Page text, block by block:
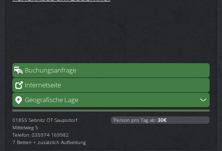
Buchungsanfrage
Internetseite
Geografische Lage
01855 Sebnitz OT Saupsdorf
Mittelweg 5
Telefon: 035974 169982
7 Betten + zusätzlich Aufbettung
Person pro Tag ab: 30€